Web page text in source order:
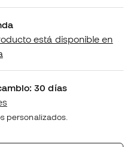
está disponible en
30 días
personalizados.